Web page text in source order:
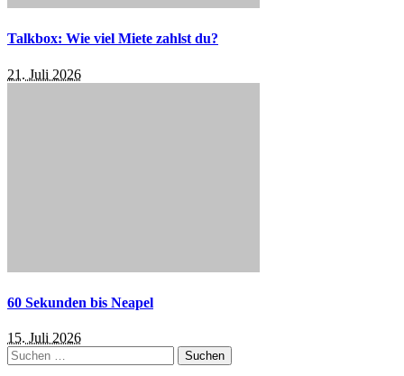
Talkbox: Wie viel Miete zahlst du?
21. Juli 2026
60 Sekunden bis Neapel
15. Juli 2026
Suchen
nach: